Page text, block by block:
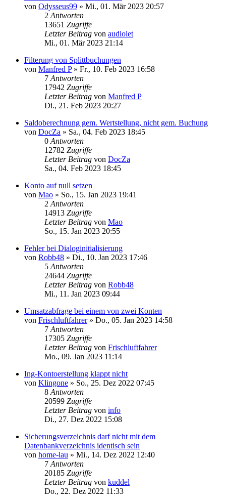
von Odysseus99 » Mi., 01. Mär 2023 20:57
2 Antworten
13651 Zugriffe
Letzter Beitrag von audiolet
Mi., 01. Mär 2023 21:14
Filterung von Splittbuchungen
von Manfred P» Fr., 10. Feb 2023 16:58
7 Antworten
17942 Zugriffe
Letzter Beitrag von Manfred P
Di., 21. Feb 2023 20:27
Saldoberechnung gem. Wertstellung, nicht gem. Buchung
von DocZa » Sa., 04. Feb 2023 18:45
0 Antworten
12782 Zugriffe
Letzter Beitrag von DocZa
Sa., 04. Feb 2023 18:45
Konto auf null setzen
von Mao » So., 15. Jan 2023 19:41
2 Antworten
14913 Zugriffe
Letzter Beitrag von Mao
So., 15. Jan 2023 20:55
Fehler bei Dialoginitialisierung
von Robb48 » Di., 10. Jan 2023 17:46
5 Antworten
24644 Zugriffe
Letzter Beitrag von Robb48
Mi., 11. Jan 2023 09:44
Umsatzabfrage bei einem von zwei Konten
von Frischluftfahrer» Do., 05. Jan 2023 14:58
7 Antworten
17305 Zugriffe
Letzter Beitrag von Frischluftfahrer
Mo., 09. Jan 2023 11:14
Ing-Kontoerstellung klappt nicht
von Klingone » So., 25. Dez 2022 07:45
8 Antworten
20599 Zugriffe
Letzter Beitrag von info
Di., 27. Dez 2022 15:08
Sicherungsverzeichnis darf nicht mit dem
Datenbankverzeichnis identisch sein
von home-lau » Mi., 14. Dez 2022 12:40
7 Antworten
20185 Zugriffe
Letzter Beitrag von kuddel
Do., 22. Dez 2022 11:33